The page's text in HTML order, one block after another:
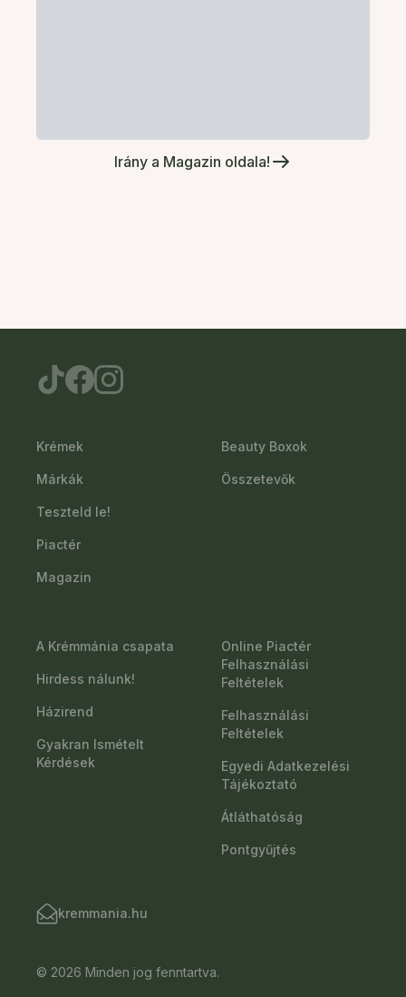
Irány a Magazin oldala!
Krémek
Márkák
Teszteld le!
Piactér
Magazin
Beauty Boxok
Összetevők
A Krémmánia csapata
Hirdess nálunk!
Házirend
Gyakran Ismételt
Kérdések
Online Piactér
Felhasználási
Feltételek
Felhasználási
Feltételek
Egyedi Adatkezelési
Tájékoztató
Átláthatóság
Pontgyűjtés
kremmania.hu
© 2026 Minden jog fenntartva.